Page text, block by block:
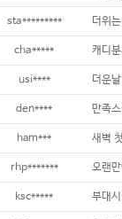
sta*********
cha*****
usi****
den****
ham***
rhp******* 오랜
ksc*****